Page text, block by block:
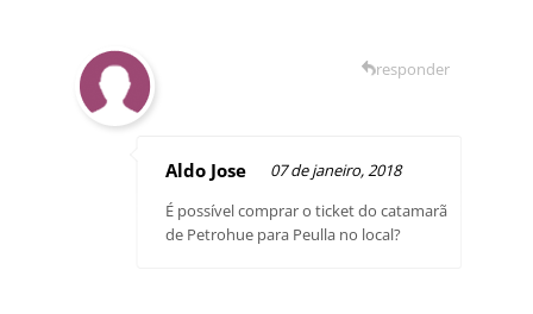
Aldo Jose
07 de janeiro, 2018
É possível comprar o ticket do catamarã
de Petrohue para Peulla no local?
responder